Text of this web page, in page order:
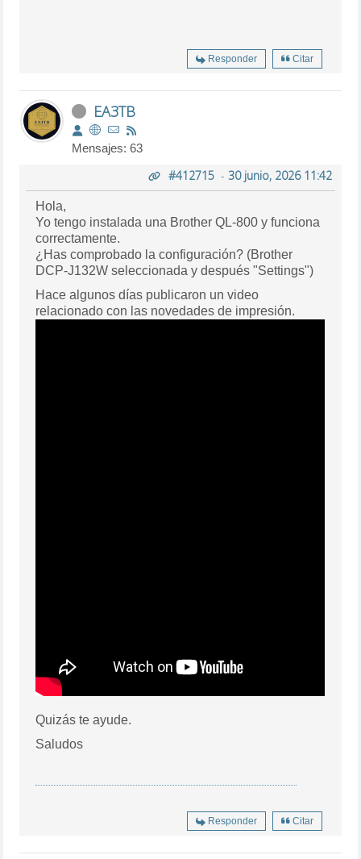
Responder Citar
EA3TB
Mensajes: 63
#412715- 30 junio, 2026 11:42
Hola,
Yo tengo instalada una Brother QL-800 y funciona
correctamente.
¿Has comprobado la configuración? (Brother
DCP-J132W seleccionada y después "Settings")
Hace algunos días publicaron un video
relacionado con las novedades de impresión.
Quizás te ayude.
Saludos
Responder Citar